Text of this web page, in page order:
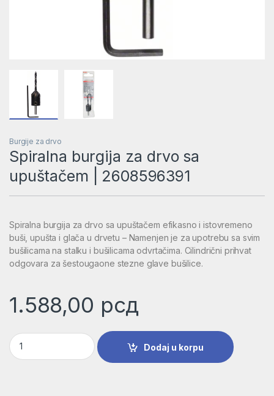
Burgije za drvo
Spiralna burgija za drvo sa
upuštačem | 2608596391
Spiralna burgija za drvo sa upuštačem efikasno i istovremeno
buši, upušta i glača u drvetu – Namenjen je za upotrebu sa svim
bušilicama na stalku i bušilicama odvrtačima. Cilindrični prihvat
odgovara za šestougaone stezne glave bušilice.
1.588,00 рсд
Spiralna burgija za drvo sa upuštačem | 2608596391 količina
Dodaj u korpu